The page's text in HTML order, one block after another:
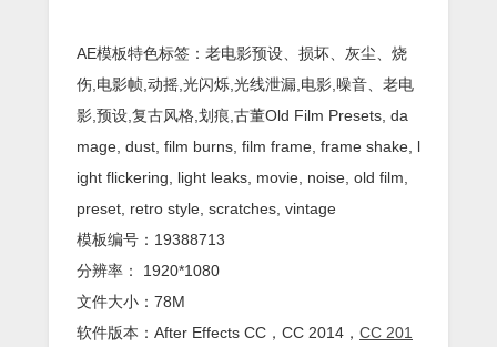
AE模板特色标签：老电影预设、损坏、灰尘、烧
伤,电影帧,动摇,光闪烁,光线泄漏,电影,噪音、老电
影,预设,复古风格,划痕,古董Old Film Presets, da
mage, dust, film burns, film frame, frame shake, l
ight flickering, light leaks, movie, noise, old film,
preset, retro style, scratches, vintage
模板编号：19388713
分辨率： 1920*1080
文件大小：78M
软件版本： After Effects CC ，CC 2014， CC 201